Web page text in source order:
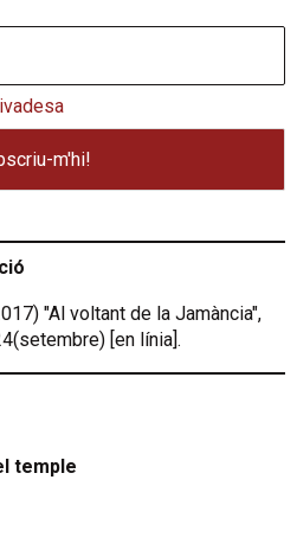
"Al voltant de la Jamància",
[en línia].
temple